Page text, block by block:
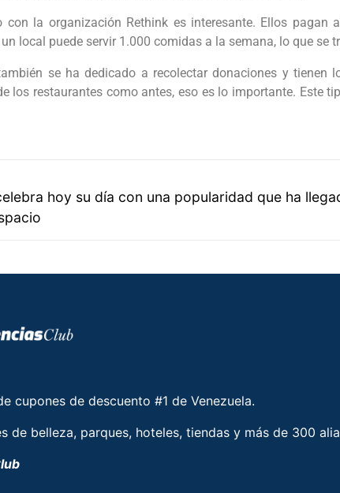
con la organización Rethink es interesante. Ellos
local puede servir 1.000 comidas a la semana, lo que se
se ha dedicado a recolectar donaciones y
los restaurantes como antes, eso es lo importante. Este
hoy su día con una popularidad que ha
cupones de descuento #1 de Venezuela.
de belleza, parques, hoteles, tiendas y más de 300